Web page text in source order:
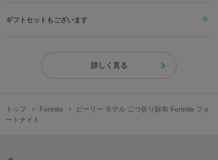
ギフトセットもございます
詳しく見る
トップ Fortnite
ピーリー モデル 二つ折り財布 Fortnite フォ
ートナイト